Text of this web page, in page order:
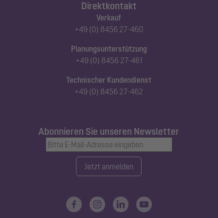
Direktkontakt
Verkauf
+49 (0) 8456 27-460
Planungsunterstützung
+49 (0) 8456 27-461
Technischer Kundendienst
+49 (0) 8456 27-462
Abonnieren Sie unseren Newsletter
Jetzt anmelden